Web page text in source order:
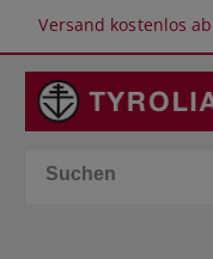
Versand kostenlos
BÜCHER